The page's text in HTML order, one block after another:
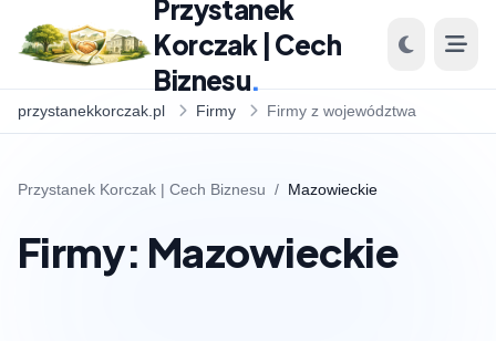
Przystanek
Korczak | Cech
Biznesu.
przystanekkorczak.pl Firmy Firmy z województwa
Przystanek Korczak | Cech Biznesu / Mazowieckie
Firmy: Mazowieckie